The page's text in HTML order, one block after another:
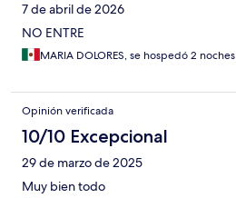
7 de abril de 2026
NO ENTRE
MARIA DOLORES, se hospedó 2 noches
Opinión verificada
10/10 Excepcional
29 de marzo de 2025
Muy bien todo